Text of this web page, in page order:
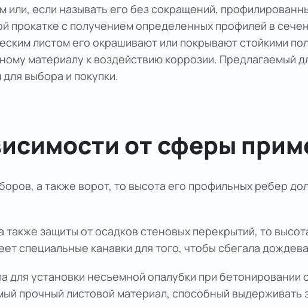
или, если называть его без сокращений,
прокатке с получением определенных профилей в
листом его окрашивают или покрывают стойкими
материалу к воздействию коррозии. Предлагаемый
выбора и покупки.
от сферы
а также ворот, то высота его профильных ребер
защиты от осадков стеновых перекрытий, то
специальные канавки для того, чтобы сбегала
для установки несъемной опалубки при бетонировании
прочный листовой материал, способный